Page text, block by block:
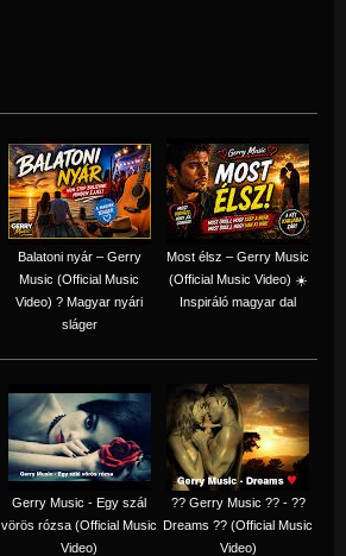
Balatoni nyár – Gerry
Music (Official Music
Video) ? Magyar nyári
sláger
Most élsz – Gerry Music
(Official Music Video) ☀️
Inspiráló magyar dal
Gerry Music - Egy szál
vörös rózsa (Official Music
Video)
?? Gerry Music ?? - ??
Dreams ?? (Official Music
Video)